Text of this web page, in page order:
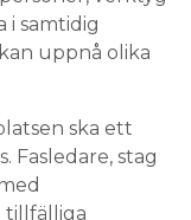
tillfälliga
skor
från
stövlar och
användas.